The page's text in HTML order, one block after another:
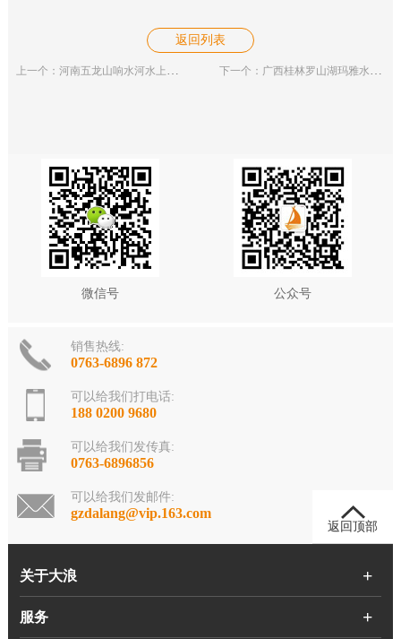
返回列表
上一个：河南五龙山响水河水上乐园 下一个：广西桂林罗山湖玛雅水公园
返回顶部
微信号 公众号
销售热线:
0763-6896 872
可以给我们打电话:
188 0200 9680
可以给我们发传真:
0763-6896856
可以给我们发邮件:
gzdalang@vip.163.com
关于大浪
服务